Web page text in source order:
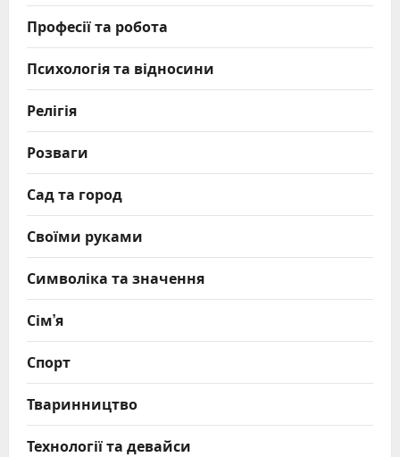
Професії та робота
Психологія та відносини
Релігія
Розваги
Сад та город
Своїми руками
Символіка та значення
Сім’я
Спорт
Тваринництво
Технології та девайси